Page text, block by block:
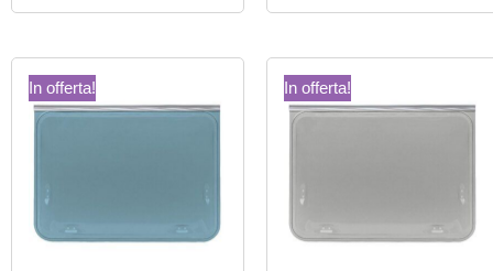
In offerta! In offerta!